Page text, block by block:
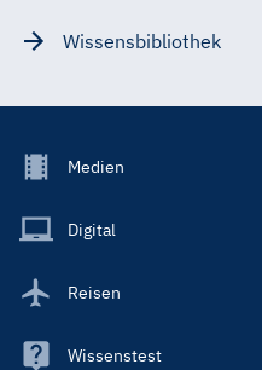
Wissensbibliothek
Footer
Main
Medien
Digital
Reisen
Wissenstest